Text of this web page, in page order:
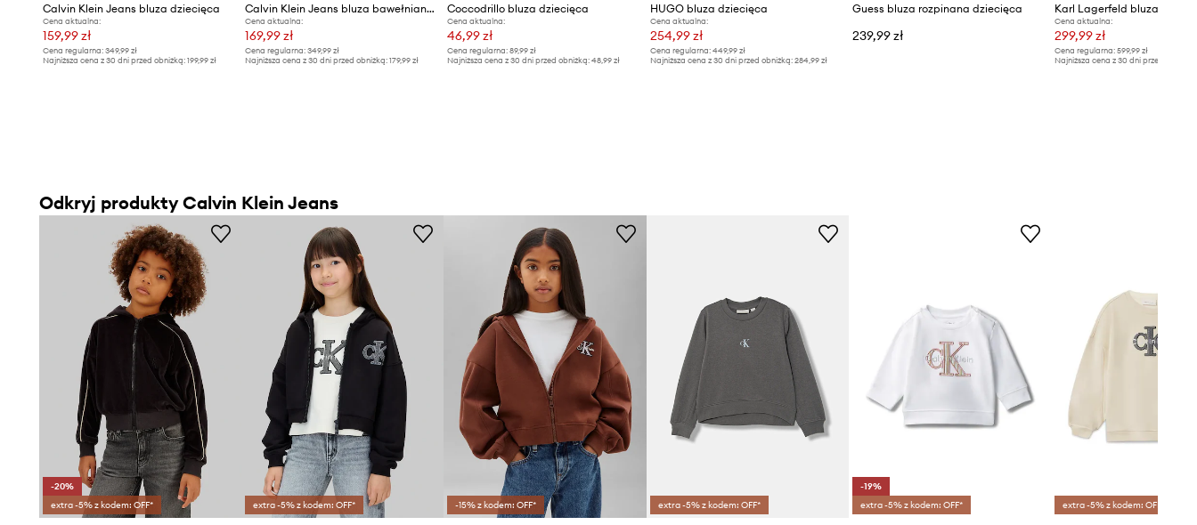
Calvin Klein Jeans bluza dziecięca
Cena aktualna:
159,99 zł
Cena regularna: 349,99 zł
Najniższa cena z 30 dni przed obniżką: 199,99 zł
Calvin Klein Jeans bluza bawełniana dziecięca
Cena aktualna:
169,99 zł
Cena regularna:349,99 zł
Najniższa cena z 30 dni przed obniżką:179,99 zł
Coccodrillo bluza dziecięca
Cena aktualna:
46,99 zł
Cena regularna: 89,99 zł
Najniższa cena z 30 dni przed obniżką: 48,99 zł
HUGO bluza dziecięca
Cena aktualna:
254,99 zł
Cena regularna: 449,99 zł
Najniższa cena z 30 dni przed obniżką: 284,99 zł
Guess bluza rozpinana dziecięca
239,99 zł
Karl Lagerfeld bluza
Cena aktualna:
299,99 zł
Cena regularna: 599,99 zł
Najniższa cena z 30 dni przed obniżką:
Odkryj produkty Calvin Klein Jeans
-20%
extra -5% z kodem: OFF*
extra -5% z kodem: OFF* -15% z kodem: OFF* extra -5% z kodem: OFF*
-19%
extra -5% z kodem: OFF*
extra -5% z kodem: OFF*